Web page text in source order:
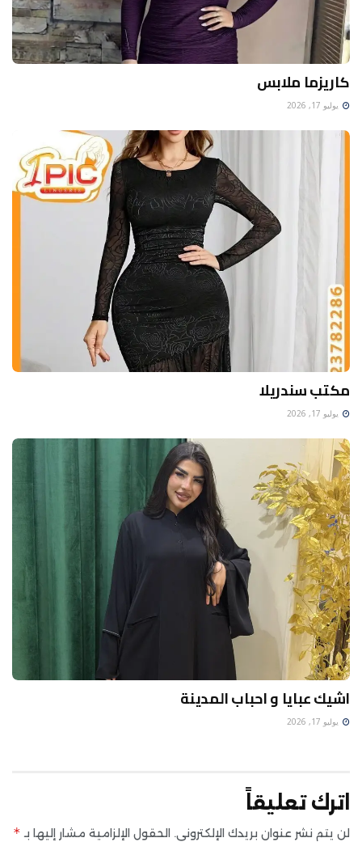
كاريزما ملابس
يوليو 17, 2026
مكتب سندريلا
يوليو 17, 2026
اشيك عبايا و احباب المدينة
يوليو 17, 2026
اترك تعليقاً
لن يتم نشر عنوان بريدك الإلكتروني. الحقول الإلزامية مشار إليها بـ *